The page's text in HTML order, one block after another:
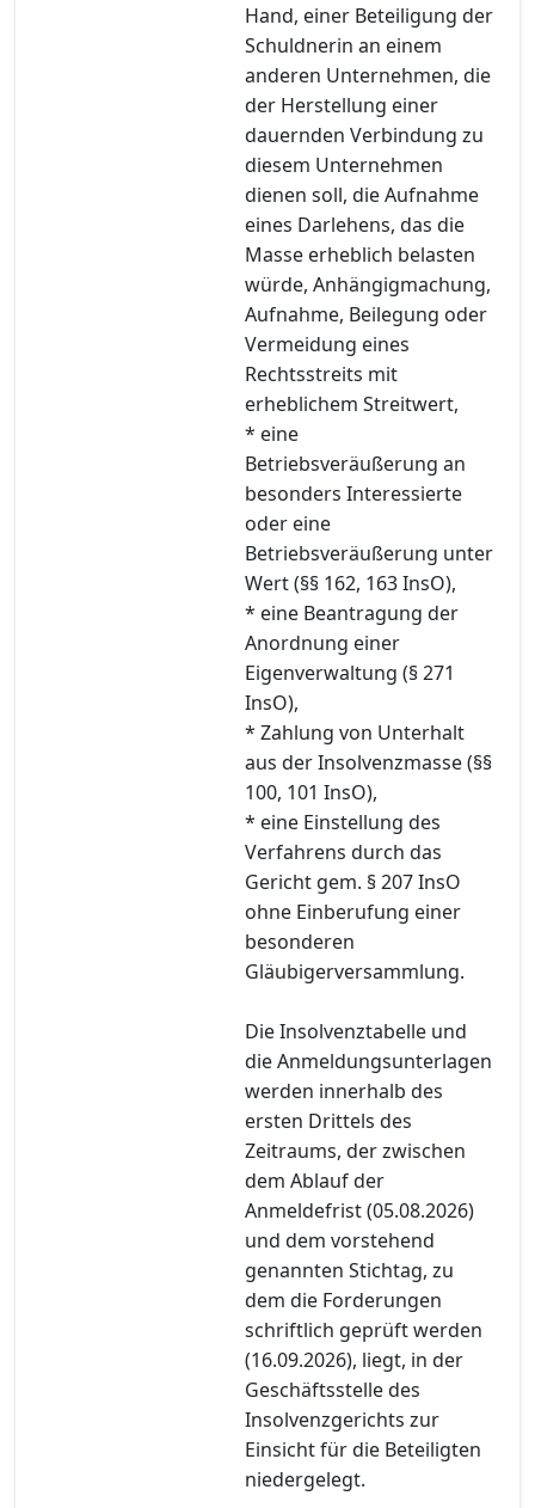
Hand, einer Beteiligung der
Schuldnerin an einem
anderen Unternehmen, die
der Herstellung einer
dauernden Verbindung zu
diesem Unternehmen
dienen soll, die Aufnahme
eines Darlehens, das die
Masse erheblich belasten
würde, Anhängigmachung,
Aufnahme, Beilegung oder
Vermeidung eines
Rechtsstreits mit
erheblichem Streitwert,
* eine
Betriebsveräußerung an
besonders Interessierte
oder eine
Betriebsveräußerung unter
Wert (§§ 162, 163 InsO),
* eine Beantragung der
Anordnung einer
Eigenverwaltung (§ 271
InsO),
* Zahlung von Unterhalt
aus der Insolvenzmasse (§§
100, 101 InsO),
* eine Einstellung des
Verfahrens durch das
Gericht gem. § 207 InsO
ohne Einberufung einer
besonderen
Gläubigerversammlung.
Die Insolvenztabelle und
die Anmeldungsunterlagen
werden innerhalb des
ersten Drittels des
Zeitraums, der zwischen
dem Ablauf der
Anmeldefrist (05.08.2026)
und dem vorstehend
genannten Stichtag, zu
dem die Forderungen
schriftlich geprüft werden
(16.09.2026), liegt, in der
Geschäftsstelle des
Insolvenzgerichts zur
Einsicht für die Beteiligten
niedergelegt.